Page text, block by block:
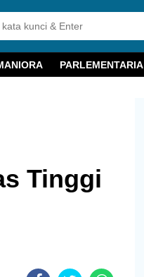
PARLEMENTARIA
Tinggi